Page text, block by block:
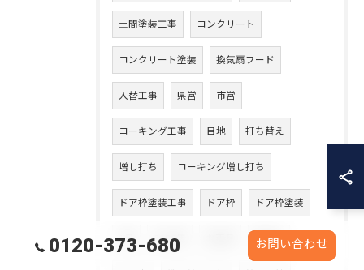
土間塗装工事 コンクリート
コンクリート塗装 換気扇フード
入替工事 県営 市営
コーキング工事 目地 打ち替え
増し打ち コーキング増し打ち
ドア枠塗装工事 ドア枠 ドア枠塗装
1月 2026年 年越し
0120-373-680 お問い合わせ